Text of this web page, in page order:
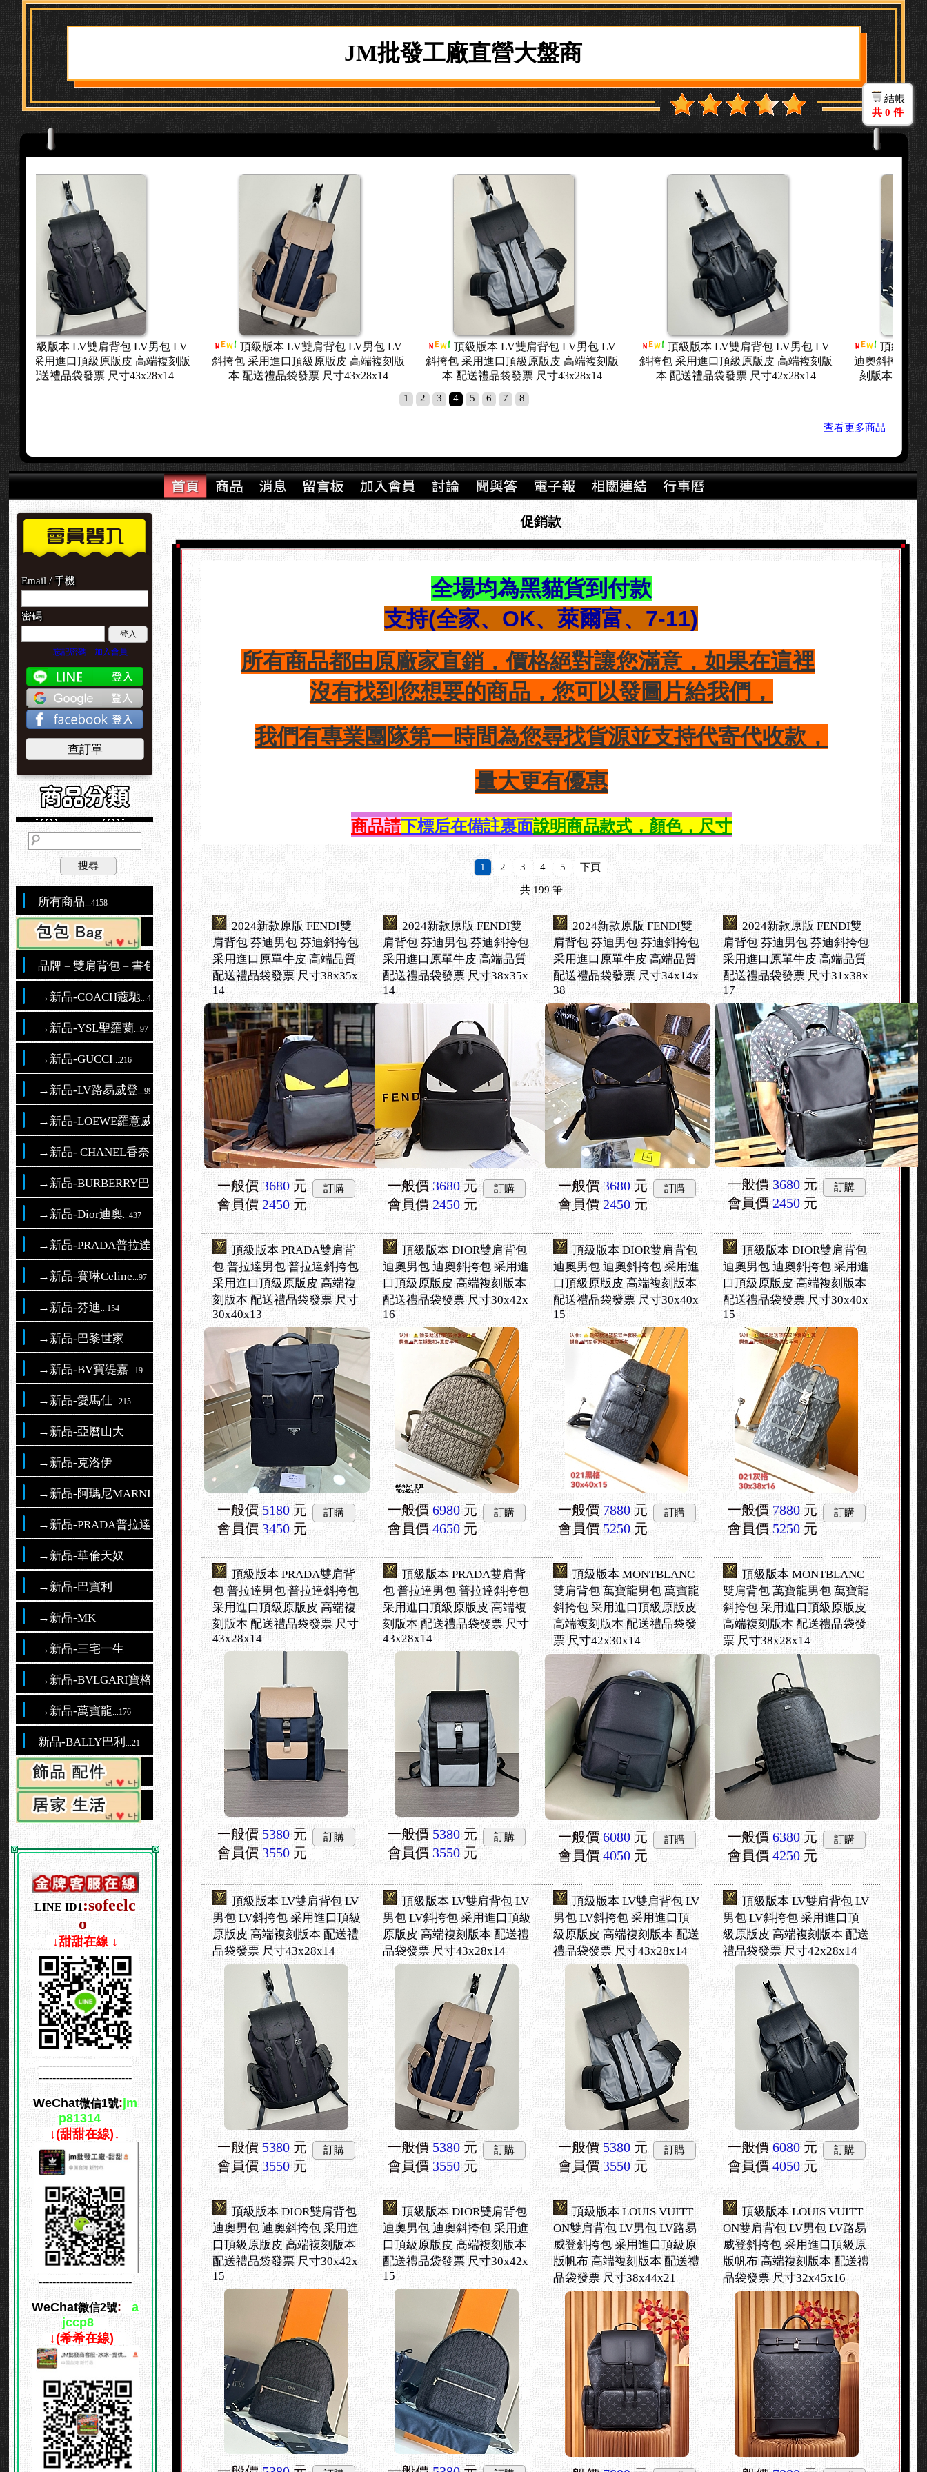
結帳
共 0 件
JM批發工廠直營大盤商
LV
刻版
頂級版本 DIOR雙肩背包 迪奧男包
迪奧斜挎包 采用進口頂級原版皮 高端複
刻版本 配送禮品袋發票 尺寸30x42x15
頂級版本 DIOR雙肩背包 迪奧男包
迪奧斜挎包 采用進口頂級原版皮 高端複
刻版本 配送禮品袋發票 尺寸30x42x15
頂級版本 LOUIS VUITTON雙肩背
包 LV男包 LV路易威登斜挎包 采用進口
頂級原版帆布 高端複刻版本 配送禮品袋
頂級版本 LOUIS VUITTON雙肩背
包 LV男包 LV路易威登斜挎包 采用進口
頂級原版帆布 高端複刻版本 配送禮品袋
包
頂
1 2 3 4 5 6 7 8
查看更多商品
Email / 手機
密碼
登入
忘記密碼
加入會員
查訂單
搜尋
所有商品 ...4158
品牌－雙肩背包－書包 ...615
→新品-COACH蔻馳 ...41
→新品-YSL聖羅蘭 ...97
→新品-GUCCI ...216
→新品-LV路易威登 ...993
→新品-LOEWE羅意威 ...34
→新品- CHANEL香奈兒-女包 ...270
→新品-BURBERRY巴寶莉 ...284
→新品-Dior迪奧 ...437
→新品-PRADA普拉達 ...489
→新品-賽琳Celine ...97
→新品-芬迪 ...154
→新品-巴黎世家
→新品-BV寶缇嘉 ...19
→新品-愛馬仕 ...215
→新品-亞曆山大
→新品-克洛伊
→新品-阿瑪尼MARNI.
→新品-PRADA普拉達
→新品-華倫天奴
→新品-巴寶利
→新品-MK
→新品-三宅一生
→新品-BVLGARI寶格麗
→新品-萬寶龍 ...176
新品-BALLY巴利 ...21
LINE ID1:sofeelc
o
↓甜甜在線 ↓
---------------------------
---------------------------
WeChat微信1號:jm
p81314
↓(甜甜在線)↓
---------------------------
WeChat微信2號:
a
jccp8
↓(希希在線)
促銷款
全場均為黑貓貨到付款
支持(全家、OK、萊爾富、 7-11)
所有商品都由原廠家直銷，價格絕對讓您滿意， 如果在這裡
沒有找到您想要的商品，您可以發圖片給我們，
我們有專業團隊第一時間為您尋找貨源並支持代寄代收款，
量大更有優惠
商品請下標后在備註裏面說明商品款式，顏色，尺寸
1 2 3 4 5 下頁
共199筆
2024新款原版 FENDI雙
肩背包 芬迪男包 芬迪斜挎包
采用進口原單牛皮 高端品質
配送禮品袋發票 尺寸38x35x
14
一般價 3680元
會員價 2450元
訂購
2024新款原版 FENDI雙
肩背包 芬迪男包 芬迪斜挎包
采用進口原單牛皮 高端品質
配送禮品袋發票 尺寸38x35x
14
一般價 3680元
會員價 2450元
訂購
2024新款原版 FENDI雙
肩背包 芬迪男包 芬迪斜挎包
采用進口原單牛皮 高端品質
配送禮品袋發票 尺寸34x14x
38
一般價 3680元
會員價 2450元
訂購
2024新款原版 FENDI雙
肩背包 芬迪男包 芬迪斜挎包
采用進口原單牛皮 高端品質
配送禮品袋發票 尺寸31x38x
17
一般價 3680元
會員價 2450元
訂購
頂級版本 PRADA雙肩背
包 普拉達男包 普拉達斜挎包
采用進口頂級原版皮 高端複
刻版本 配送禮品袋發票 尺寸
30x40x13
一般價 5180元
會員價 3450元
訂購
頂級版本 DIOR雙肩背包
迪奧男包 迪奧斜挎包 采用進
口頂級原版皮 高端複刻版本
配送禮品袋發票 尺寸30x42x
16
一般價 6980元
會員價 4650元
訂購
頂級版本 DIOR雙肩背包
迪奧男包 迪奧斜挎包 采用進
口頂級原版皮 高端複刻版本
配送禮品袋發票 尺寸30x40x
15
一般價 7880元
會員價 5250元
訂購
頂級版本 DIOR雙肩背包
迪奧男包 迪奧斜挎包 采用進
口頂級原版皮 高端複刻版本
配送禮品袋發票 尺寸30x40x
15
一般價 7880元
會員價 5250元
訂購
頂級版本 PRADA雙肩背
包 普拉達男包 普拉達斜挎包
采用進口頂級原版皮 高端複
刻版本 配送禮品袋發票 尺寸
43x28x14
一般價 5380元
會員價 3550元
訂購
頂級版本 PRADA雙肩背
包 普拉達男包 普拉達斜挎包
采用進口頂級原版皮 高端複
刻版本 配送禮品袋發票 尺寸
43x28x14
一般價 5380元
會員價 3550元
訂購
頂級版本 MONTBLANC
雙肩背包 萬寶龍男包 萬寶龍
斜挎包 采用進口頂級原版皮
高端複刻版本 配送禮品袋發
票 尺寸42x30x14
一般價 6080元
會員價 4050元
訂購
頂級版本 MONTBLANC
雙肩背包 萬寶龍男包 萬寶龍
斜挎包 采用進口頂級原版皮
高端複刻版本 配送禮品袋發
票 尺寸38x28x14
一般價 6380元
會員價 4250元
訂購
頂級版本 LV雙肩背包 LV
男包 LV斜挎包 采用進口頂級
原版皮 高端複刻版本 配送禮
品袋發票 尺寸43x28x14
一般價 5380元
會員價 3550元
訂購
頂級版本 LV雙肩背包 LV
男包 LV斜挎包 采用進口頂級
原版皮 高端複刻版本 配送禮
品袋發票 尺寸43x28x14
一般價 5380元
會員價 3550元
訂購
頂級版本 LV雙肩背包 LV
男包 LV斜挎包 采用進口頂
級原版皮 高端複刻版本 配送
禮品袋發票 尺寸43x28x14
一般價 5380元
會員價 3550元
訂購
頂級版本 LV雙肩背包 LV
男包 LV斜挎包 采用進口頂
級原版皮 高端複刻版本 配送
禮品袋發票 尺寸42x28x14
一般價 6080元
會員價 4050元
訂購
頂級版本 DIOR雙肩背包
迪奧男包 迪奧斜挎包 采用進
口頂級原版皮 高端複刻版本
配送禮品袋發票 尺寸30x42x
15
頂級版本 DIOR雙肩背包
迪奧男包 迪奧斜挎包 采用進
口頂級原版皮 高端複刻版本
配送禮品袋發票 尺寸30x42x
15
頂級版本 LOUIS VUITT
ON雙肩背包 LV男包 LV路易
威登斜挎包 采用進口頂級原
版帆布 高端複刻版本 配送禮
品袋發票 尺寸38x44x21
頂級版本 LOUIS VUITT
ON雙肩背包 LV男包 LV路易
威登斜挎包 采用進口頂級原
版帆布 高端複刻版本 配送禮
品袋發票 尺寸32x45x16